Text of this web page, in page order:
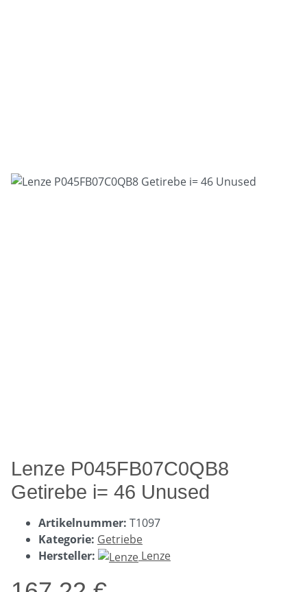
Lenze P045FB07C0QB8
Getirebe i= 46 Unused
Artikelnummer: T1097
Kategorie: Getriebe
Hersteller:
Lenze